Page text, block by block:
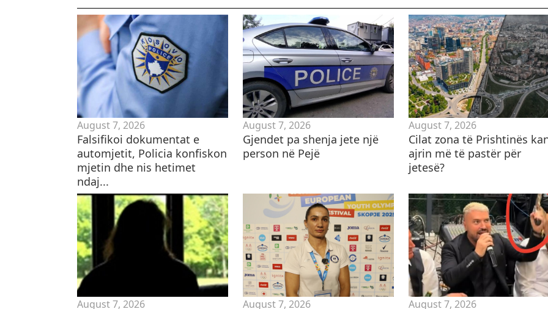
August 7, 2026
Falsifikoi dokumentat e
automjetit, Policia konfiskon
mjetin dhe nis hetimet
ndaj...
August 7, 2026
Gjendet pa shenja jete një
person në Pejë
August 7, 2026
Cilat zona të Prishtinës
ajrin më të pastër për
jetesë?
August 7, 2026 August 7, 2026 August 7, 2026